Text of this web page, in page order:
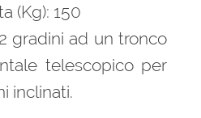
495,00 €.
(Kg): 150
gradini ad un tronco
telescopico per
inclinati.